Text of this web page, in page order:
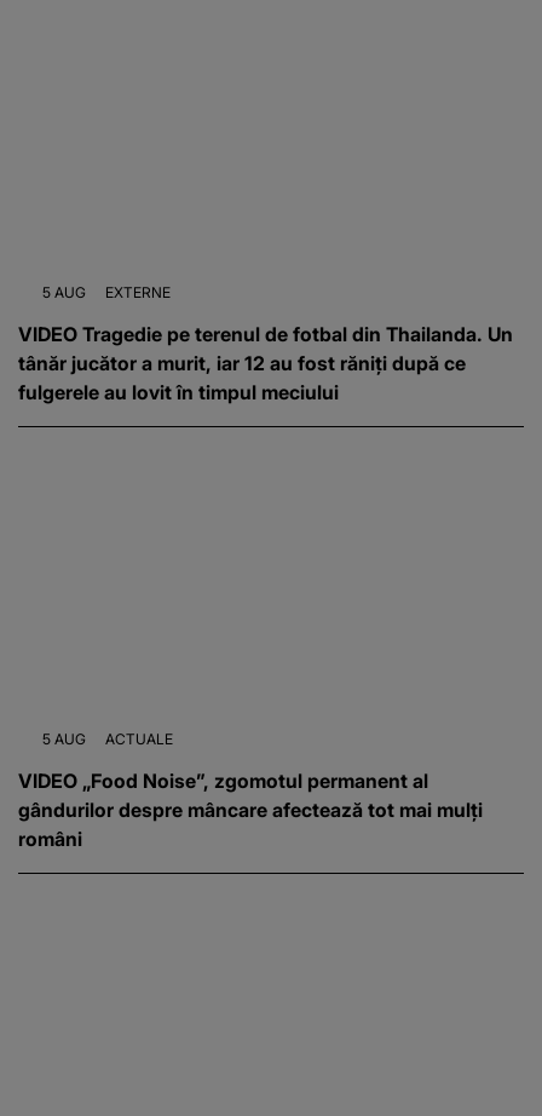
5 AUG EXTERNE
VIDEO Tragedie pe terenul de fotbal din Thailanda. Un
tânăr jucător a murit, iar 12 au fost răniți după ce
fulgerele au lovit în timpul meciului
5 AUG ACTUALE
VIDEO „Food Noise”, zgomotul permanent al
gândurilor despre mâncare afectează tot mai mulți
români